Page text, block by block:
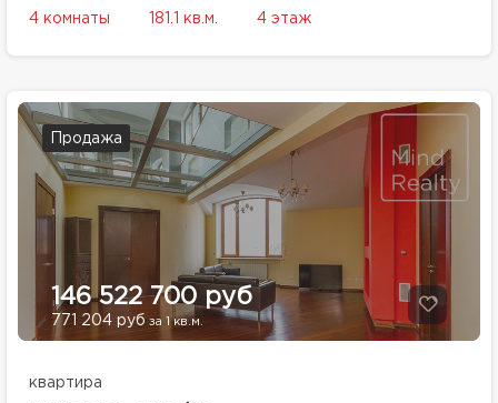
4 комнаты 181.1 кв.м. 4 этаж
Продажа
146 522 700 руб
771 204 руб за 1 кв.м.
квартира